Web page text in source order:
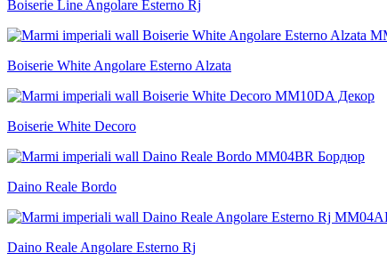
Boiserie Line Angolare Esterno Rj
Boiserie White Angolare Esterno Alzata
Boiserie White Decoro
Daino Reale Bordo
Daino Reale Angolare Esterno Rj